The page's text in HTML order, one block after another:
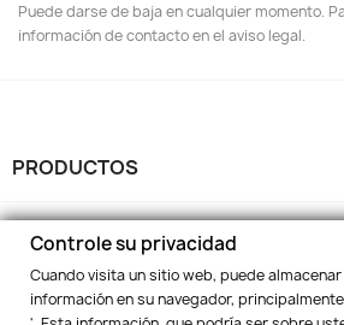
Puede darse de baja en cualquier momento.
información de contacto en el aviso legal.
PRODUCTOS
NUESTRA EMPRESA
SU CUENTA
Controle su privacidad
Cuando visita un sitio web, puede
información en su navegador,